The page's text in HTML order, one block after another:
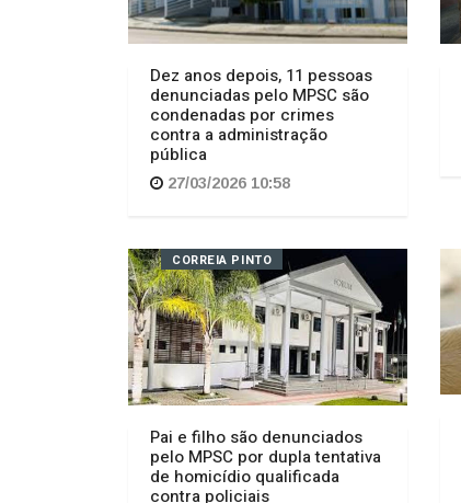
Dez anos depois, 11 pessoas
denunciadas pelo MPSC são
condenadas por crimes
contra a administração
pública
27/03/2026 10:58
CORREIA PINTO
Pai e filho são denunciados
pelo MPSC por dupla tentativa
de homicídio qualificada
contra policiais